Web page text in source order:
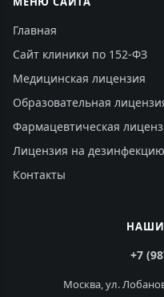
Главная
Сайт клиники по 152-ФЗ
Медицинская лицензия
Образовательная
Фармацевтическая
Лицензия на дезинфекцию
Контакты
НАШИ
+7
Москва, ул.